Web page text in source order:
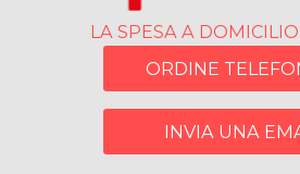
LA SPESA A DOMICILIO
ORDINE
INVIA UNA